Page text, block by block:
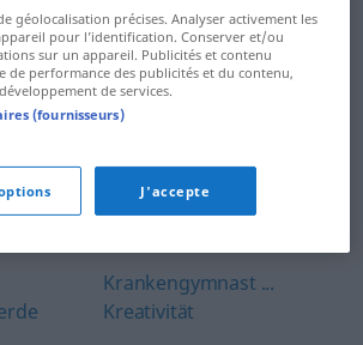
...
Konversation ... kopflos
Kopfnicken ... Korinthe
Kork ... Kosovo
Krähenfüße ...
Krankengymnast ...
Kreativität
géolocalisation précises. Analyser activement les
pour l’identification. Conserver et/ou
sur un appareil. Publicités et contenu
de performance des publicités et du contenu,
de services.
(fournisseurs)
J'accepte